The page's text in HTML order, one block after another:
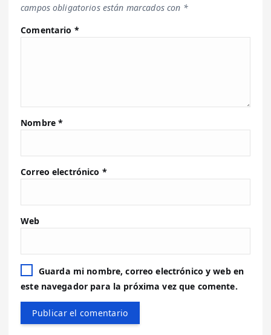
campos obligatorios están marcados con *
Comentario *
Nombre*
Correo electrónico *
Web
Guarda mi nombre, correo electrónico y web en
este navegador para la próxima vez que comente.